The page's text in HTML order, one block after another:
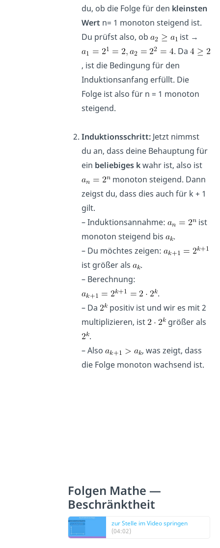
du, ob die Folge für den kleinsten
Wert n= 1 monoton steigend ist.
Du prüfst also, ob
ist →
. Da
, ist die Bedingung für den
Induktionsanfang erfüllt. Die
Folge ist also für n = 1 monoton
steigend.
Induktionsschritt: Jetzt nimmst
du an, dass deine Behauptung für
ein beliebiges kwahr ist, also ist
monoton steigend. Dann
zeigst du, dass dies auch für k + 1
gilt.
– Induktionsannahme:
ist
monoton steigend bis
.
– Du möchtes zeigen:
ist größer als
.
– Berechnung:
.
– Da
positiv ist und wir es mit 2
multiplizieren, ist
größer als
.
– Also
, was zeigt, dass
die Folge monoton wachsend ist.
Folgen Mathe —
Beschränktheit
zur Stelle im Video springen
(04:02)